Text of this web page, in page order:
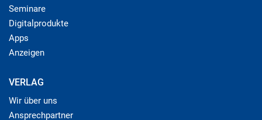
Seminare
Digitalprodukte
Apps
Anzeigen
VERLAG
Wir über uns
Ansprechpartner